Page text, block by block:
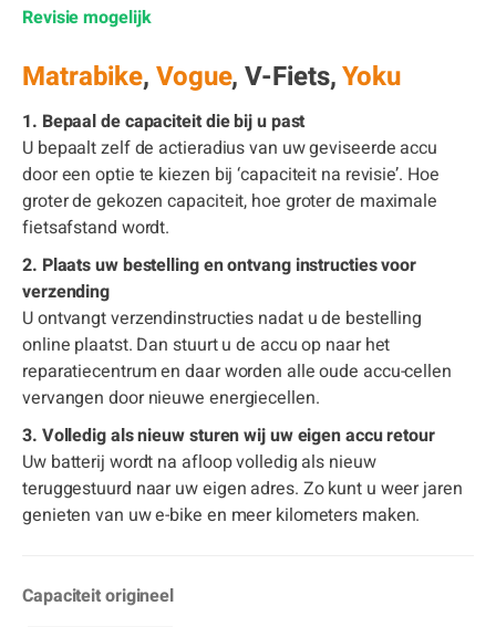
Revisie mogelijk
Matrabike, Vogue, V-Fiets,Yoku
1. Bepaal de capaciteit die bij u past
U bepaalt zelf de actieradius van uw geviseerde accu
door een optie te kiezen bij ‘capaciteit na revisie’. Hoe
groter de gekozen capaciteit, hoe groter de maximale
fietsafstand wordt.
2. Plaats uw bestelling en ontvang instructies voor
verzending
U ontvangt verzendinstructies nadat u de bestelling
online plaatst. Dan stuurt u de accu op naar het
reparatiecentrum en daar worden alle oude accu-cellen
vervangen door nieuwe energiecellen.
3. Volledig als nieuw sturen wij uw eigen accu retour
Uw batterij wordt na afloop volledig als nieuw
teruggestuurd naar uw eigen adres. Zo kunt u weer jaren
genieten van uw e-bike en meer kilometers maken.
Capaciteit origineel